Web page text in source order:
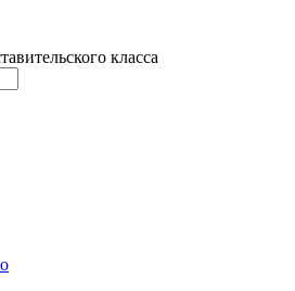
класса